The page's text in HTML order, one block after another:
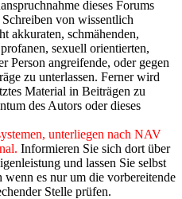
dieses Forums
von wissentlich
akkuraten, schmähenden,
sexuell orientierten,
Person angreifende, oder gegen
zu unterlassen. Ferner wird
Material in Beiträgen zu
des Autors oder dieses
unterliegen nach NAV
Informieren Sie sich dort über
und lassen Sie selbst
es nur um die vorbereitende
Stelle prüfen.